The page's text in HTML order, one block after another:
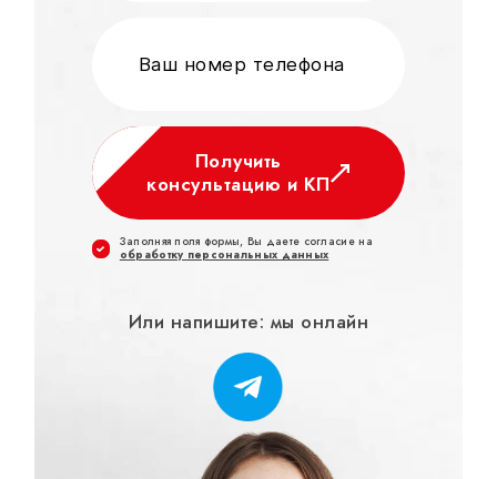
Получить
консультацию и КП
Заполняя поля формы, Вы даете согласие на
обработку персональных данных
Или напишите: мы онлайн